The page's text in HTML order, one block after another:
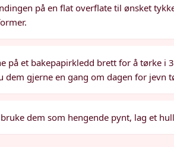
på en flat overflate til ønsket
på et bakepapirkledd brett for å tørke i
dem gjerne en gang om dagen for jevn
dem som hengende pynt, lag et